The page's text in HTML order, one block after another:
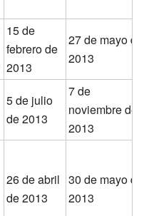
15 de
febrero de
2013
27 de mayo de
2013
5 de julio
de 2013
7 de
noviembre de
2013
26 de abril
de 2013
30 de mayo de
2013